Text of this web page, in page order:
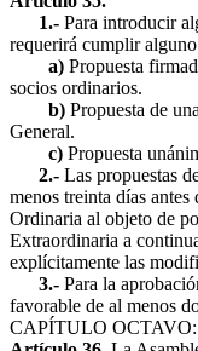
1.- Para introducir
requerirá cumplir
a) Propuesta
socios ordinarios.
b) Propuesta de
General.
c) Propuesta
2.- Las propuestas
menos treinta días
Ordinaria al objeto de
Extraordinaria a
explícitamente las
3.- Para la
favorable de al menos
CAPÍTULO OCTAVO: